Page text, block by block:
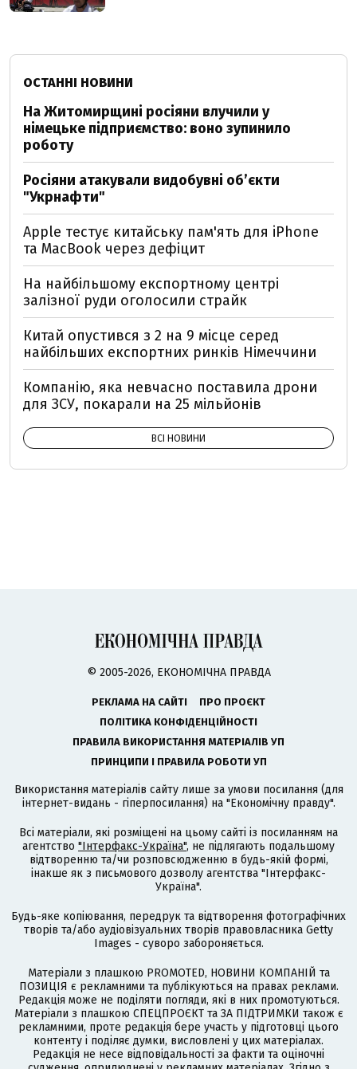
ОСТАННІ НОВИНИ
На Житомирщині росіяни влучили у
німецьке підприємство: воно зупинило
роботу
Росіяни атакували видобувні обʼєкти
"Укрнафти"
Apple тестує китайську пам'ять для iPhone
та MacBook через дефіцит
На найбільшому експортному центрі
залізної руди оголосили страйк
Китай опустився з 2 на 9 місце серед
найбільших експортних ринків Німеччини
Компанію, яка невчасно поставила дрони
для ЗСУ, покарали на 25 мільйонів
ВСІ НОВИНИ
© 2005-2026, ЕКОНОМІЧНА ПРАВДА
РЕКЛАМА НА САЙТІ
ПРО ПРОЄКТ
ПОЛІТИКА КОНФІДЕНЦІЙНОСТІ
ПРАВИЛА ВИКОРИСТАННЯ МАТЕРІАЛІВ УП
ПРИНЦИПИ І ПРАВИЛА РОБОТИ УП
Використання матеріалів сайту лише за умови посилання (для
інтернет-видань - гіперпосилання) на "Економічну правду".
Всі матеріали, які розміщені на цьому сайті із посиланням на
агентство "Інтерфакс-Україна", не підлягають подальшому
відтворенню та/чи розповсюдженню в будь-якій формі,
інакше як з письмового дозволу агентства "Інтерфакс-
Україна".
Будь-яке копіювання, передрук та відтворення фотографічних
творів та/або аудіовізуальних творів правовласника Getty
Images - суворо забороняється.
Матеріали з плашкою PROMOTED, НОВИНИ КОМПАНІЙ та
ПОЗИЦІЯ є рекламними та публікуються на правах реклами.
Редакція може не поділяти погляди, які в них промотуються.
Матеріали з плашкою СПЕЦПРОЄКТ та ЗА ПІДТРИМКИ також є
рекламними, проте редакція бере участь у підготовці цього
контенту і поділяє думки, висловлені у цих матеріалах.
Редакція не несе відповідальності за факти та оціночні